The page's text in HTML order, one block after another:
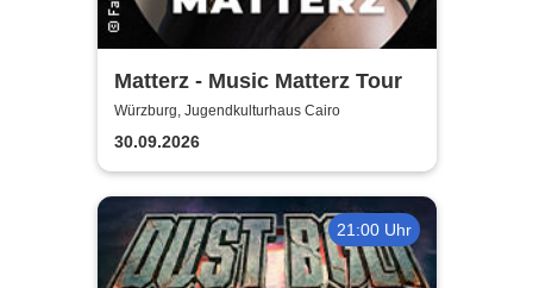
Matterz - Music Matterz Tour
Würzburg, Jugendkulturhaus Cairo
30.09.2026
21:00 Uhr